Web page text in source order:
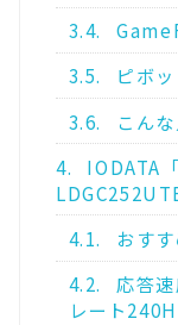
3.4.
3.5.
ピボ
3.6.
こん
4.
IODATA
4.1.
おす
4.2.
応答
レート